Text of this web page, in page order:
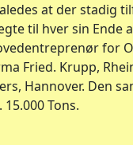
at der stadig
til hver sin Ende
for
Fried. Krupp,
Hannover. Den
15.000 Tons.